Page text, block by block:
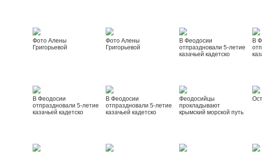
Фото Алены
Григорьевой
Фото Алены
Григорьевой
В Феодосии
отпраздновали 5-летие
казачьей кадетско
В
В Феодосии
отпраздновали 5-летие
казачьей кадетско
В Феодосии
отпраздновали 5-летие
казачьей кадетско
Феодосийцы
прокладывают
крымский морской путь